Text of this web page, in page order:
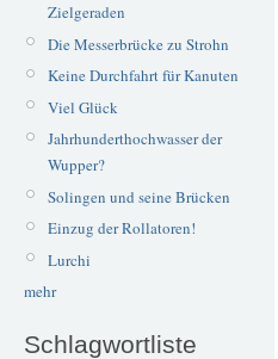
Zielgeraden
Die Messerbrücke zu Strohn
Keine Durchfahrt für Kanuten
Viel Glück
Jahrhunderthochwasser der
Wupper?
Solingen und seine Brücken
Einzug der Rollatoren!
Lurchi
mehr
Schlagwortliste